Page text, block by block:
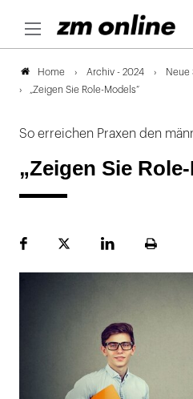
Home Archiv - 2024
Neue
„Zeigen Sie Role-Models“
So erreichen Praxen den
„Zeigen Sie
FacebookPlattformLinekdInSeite